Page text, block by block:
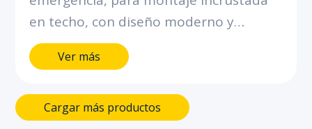
en techo, con diseño moderno y
robusto. Tipo de distribucion
asymetrica, con batería integrada para
autonomía.
Ver más
Cargar más productos